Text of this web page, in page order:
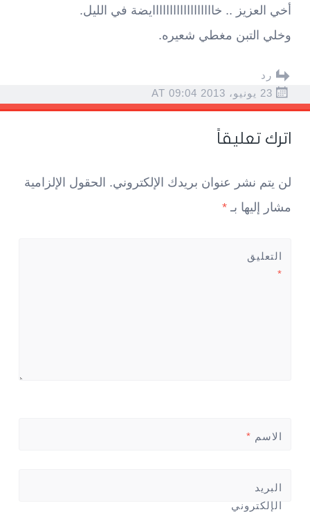
أخي العزيز .. خاااااااااااااااااايضة في الليل.
وخلي التبن مغطي شعيره.
رد
23 يونيو، 2013 AT 09:04
اترك تعليقاً
لن يتم نشر عنوان بريدك الإلكتروني. الحقول الإلزامية
مشار إليها بـ *
التعليق
*
الاسم *
البريد
الإلكتروني